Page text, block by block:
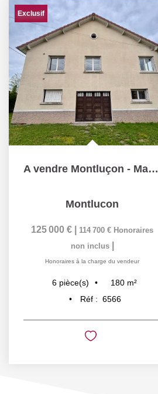
Exclusif
A vendre Montluçon - Maison 6 pièce(s) 186 m2 - 4 chambres...
Montlucon
125 000 € 114 700 € Honoraires
non inclus
Honoraires à la charge du vendeur
6 pièce(s) 180 m²
Réf : 6566